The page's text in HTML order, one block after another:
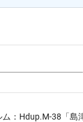
ム：Hdup.M-38「島